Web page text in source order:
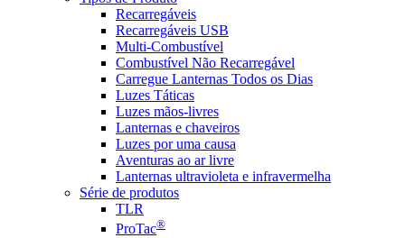
Recarregáveis
Recarregáveis USB
Multi-Combustível
Combustível Não Recarregável
Carregue Lanternas Todos os Dias
Luzes Táticas
Luzes mãos-livres
Lanternas e chaveiros
Luzes por uma causa
Aventuras ao ar livre
Lanternas ultravioleta e infravermelha
Série de produtos
TLR
ProTac®